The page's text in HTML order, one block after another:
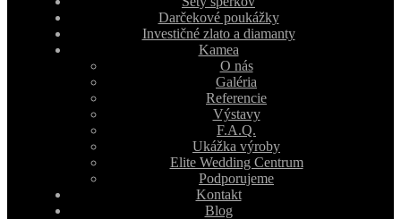
Darčekové poukážky
Investičné zlato a diamanty
Kamea
O nás
Galéria
Referencie
Výstavy
F.A.Q.
Ukážka výroby
Elite Wedding Centrum
Podporujeme
Kontakt
Blog